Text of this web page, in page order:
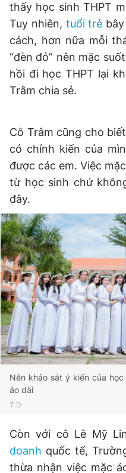
thấy học sinh THPT
Tuy nhiên, tuổi trẻ
cách, hơn nữa mỗi
“đèn đỏ” nên mặc
hồi đi học THPT lại
Trâm chia sẻ.
Cô Trâm cũng cho
có chính kiến của
được các em. Việc
từ học sinh chứ
đây.
Nên khảo sát ý kiến của
áo dài
T.D
Còn với cô Lê Mỹ
doanh quốc tế,
thừa nhận việc mặc